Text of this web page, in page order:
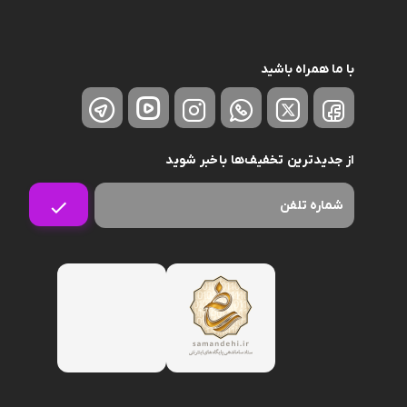
با ما همراه باشید
از جدیدترین تخفیف‌ها باخبر شوید